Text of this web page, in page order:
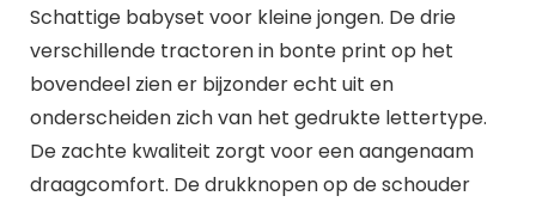
Schattige babyset voor kleine jongen. De drie
verschillende tractoren in bonte print op het
bovendeel zien er bijzonder echt uit en
onderscheiden zich van het gedrukte lettertype.
De zachte kwaliteit zorgt voor een aangenaam
draagcomfort. De drukknopen op de schouder